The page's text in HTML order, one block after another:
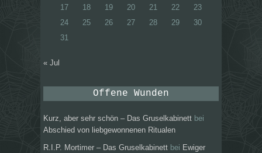
17
18 19 20 21 22
23
24
25 26 27 28 29
30
31
« Jul
Offene Wunden
Kurz, aber sehr schön – Das Gruselkabinett bei
Abschied von liebgewonnenen Ritualen
R.I.P. Mortimer – Das Gruselkabinett bei Ewiger